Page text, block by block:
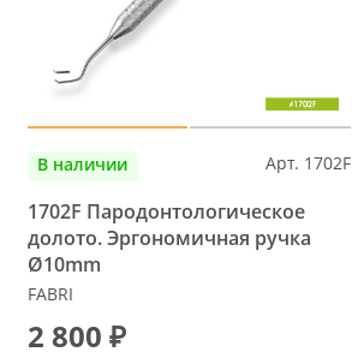
В наличии Арт. 1702F
1702F Пародонтологическое
долото. Эргономичная ручка
Ø10mm
FABRI
2 800 ₽